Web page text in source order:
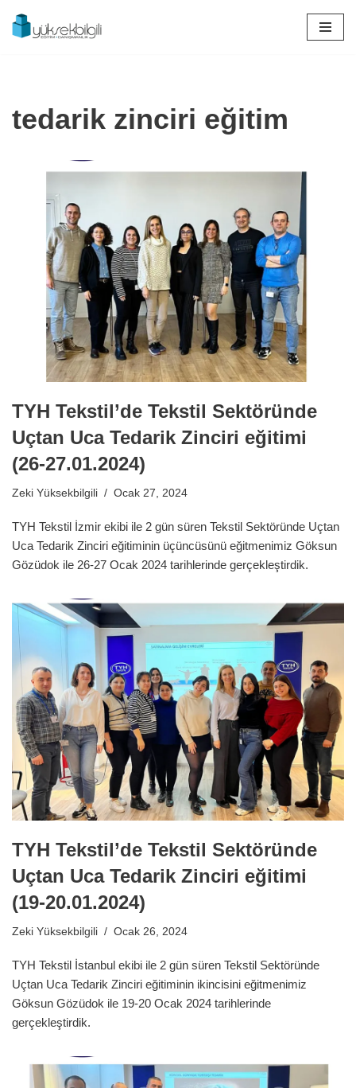
İçeriğe
tedarik zinciri eğitim
TYH Tekstil’de Tekstil Sektöründe
Uçtan Uca Tedarik Zinciri eğitimi
(26-27.01.2024)
Zeki Yüksekbilgili Ocak 27, 2024
TYH Tekstil İzmir ekibi ile 2 gün süren Tekstil Sektöründe Uçtan
Uca Tedarik Zinciri eğitiminin üçüncüsünü eğitmenimiz Göksun
Gözüdok ile 26-27 Ocak 2024 tarihlerinde gerçekleştirdik.
TYH Tekstil’de Tekstil Sektöründe
Uçtan Uca Tedarik Zinciri eğitimi
(19-20.01.2024)
Zeki Yüksekbilgili Ocak 26, 2024
TYH Tekstil İstanbul ekibi ile 2 gün süren Tekstil Sektöründe
Uçtan Uca Tedarik Zinciri eğitiminin ikincisini eğitmenimiz
Göksun Gözüdok ile 19-20 Ocak 2024 tarihlerinde
gerçekleştirdik.